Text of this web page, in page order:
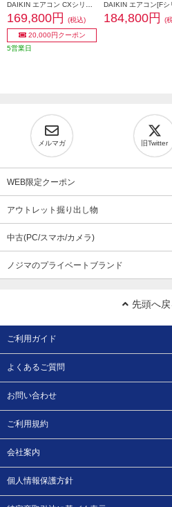
169,800円
(税込)
20,000円クーポン
5営業日
184,800円 (
メルマガ 旧Twitter
WEB限定クーポン
アウトレット掘り出し物
中古(PC/スマホ/カメラ)
ノジマのプライベートブランド
先頭へ戻
ご利用ガイド
よくあるご質問
お問い合わせ
ご利用規約
会社案内
個人情報保護方針